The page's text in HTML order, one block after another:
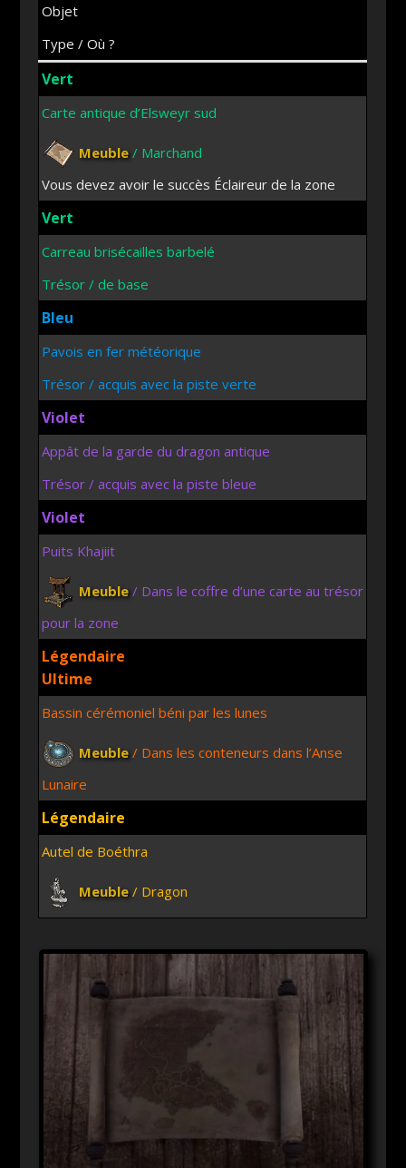
Objet
Type / Où ?
Vert
Carte antique d’Elsweyr sud
Meuble / Marchand
Vous devez avoir le succès Éclaireur de la zone
Vert
Carreau brisécailles barbelé
Trésor / de base
Bleu
Pavois en fer météorique
Trésor / acquis avec la piste verte
Violet
Appât de la garde du dragon antique
Trésor / acquis avec la piste bleue
Violet
Puits Khajiit
Meuble / Dans le coffre d’une carte au trésor
pour la zone
Légendaire
Ultime
Bassin cérémoniel béni par les lunes
Meuble / Dans les conteneurs dans l’Anse
Lunaire
Légendaire
Autel de Boéthra
Meuble / Dragon